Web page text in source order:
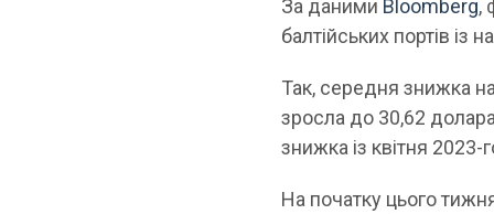
За даними Bloomberg,
балтійських портів із
Так, середня знижка на
зросла до 30,62
знижка із квітня 2023-
На початку цього